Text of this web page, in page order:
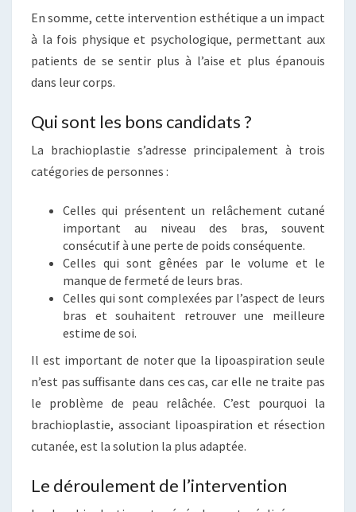
En somme, cette intervention esthétique a un impact
à la fois physique et psychologique, permettant aux
patients de se sentir plus à l’aise et plus épanouis
dans leur corps.
Qui sont les bons candidats ?
La brachioplastie s’adresse principalement à trois
catégories de personnes :
Celles qui présentent un relâchement cutané
important au niveau des bras, souvent
consécutif à une perte de poids conséquente.
Celles qui sont gênées par le volume et le
manque de fermeté de leurs bras.
Celles qui sont complexées par l’aspect de leurs
bras et souhaitent retrouver une meilleure
estime de soi.
Il est important de noter que la lipoaspiration seule
n’est pas suffisante dans ces cas, car elle ne traite pas
le problème de peau relâchée. C’est pourquoi la
brachioplastie, associant lipoaspiration et résection
cutanée, est la solution la plus adaptée.
Le déroulement de l’intervention